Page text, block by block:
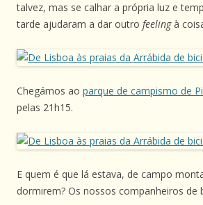
talvez, mas se calhar a própria luz e
tarde ajudaram a dar outro feelingà
Chegámos ao parque de campismo de
pelas 21h15.
E quem é que lá estava, de campo
dormirem? Os nossos companheiros de